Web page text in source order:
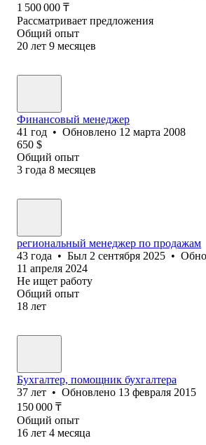
1 500 000 ₸
Рассматривает предложения
Общий опыт
20 лет 9 месяцев
Финансовый менеджер
41 год • Обновлено 12 марта 2008
650 $
Общий опыт
3 года 8 месяцев
региональный менеджер по продажам
43 года • Был 2 сентября 2025 •
11 апреля 2024
Не ищет работу
Общий опыт
18 лет
Бухгалтер, помощник бухгалтера
37 лет • Обновлено 13 февраля 2015
150 000 ₸
Общий опыт
16 лет 4 месяца